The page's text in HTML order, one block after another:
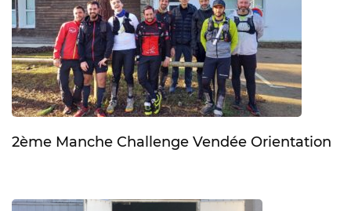
2ème Manche Challenge Vendée Orientation